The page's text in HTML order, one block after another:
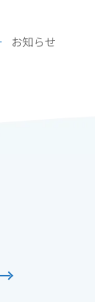
お知らせ